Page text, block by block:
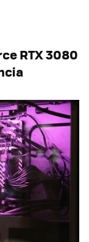
RTX 3080